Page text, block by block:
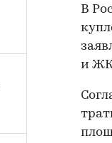
В
и